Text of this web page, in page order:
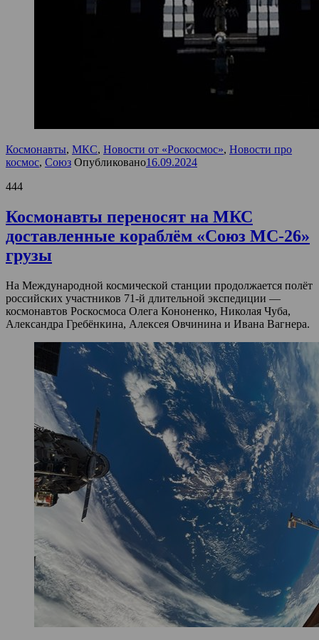
Космонавты, МКС, Новости от «Роскосмос», Новости про
космос, Союз Опубликовано16.09.2024
444
Космонавты переносят на МКС
доставленные кораблём «Союз МС-26»
грузы
На Международной космической станции продолжается полёт
российских участников 71-й длительной экспедиции —
космонавтов Роскосмоса Олега Кононенко, Николая Чуба,
Александра Гребёнкина, Алексея Овчинина и Ивана Вагнера.